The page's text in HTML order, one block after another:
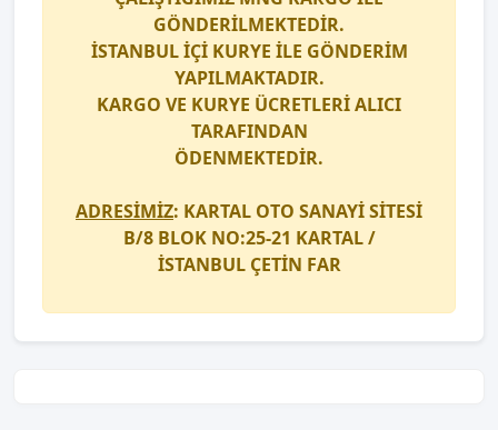
GÖNDERİLMEKTEDİR.
İSTANBUL İÇİ KURYE İLE GÖNDERİM
YAPILMAKTADIR.
KARGO VE KURYE ÜCRETLERİ ALICI
TARAFINDAN
ÖDENMEKTEDİR.
ADRESİMİZ: KARTAL OTO SANAYİ SİTESİ
B/8 BLOK NO:25-21 KARTAL /
İSTANBUL ÇETİN FAR